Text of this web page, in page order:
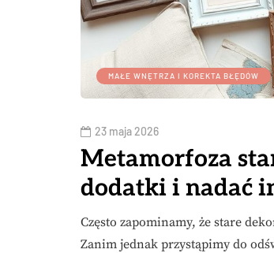
MAŁE WNĘTRZA I KOREKTA BŁĘDÓW
23 maja 2026
Metamorfoza
dodatki i nadać
Często zapominamy, że stare
Zanim jednak przystąpimy do